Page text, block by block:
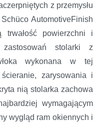
z przemysłu
AutomotiveFinish
trwałość powierzchni i
stolarki z
wykonana w tej
zarysowania i
nią stolarka zachowa
wymagającym
wygląd ram okiennych i